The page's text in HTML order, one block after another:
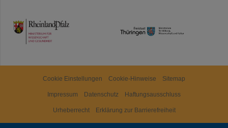
TMWWDG
Cookie Einstellungen Cookie-Hinweise Sitemap
Impressum Datenschutz Haftungsausschluss
Urheberrecht Erklärung zur Barrierefreiheit